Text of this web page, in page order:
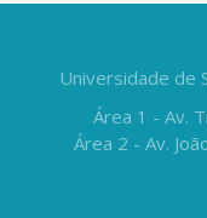
Universidade de
Área 1 - Av.
Área 2 - Av.